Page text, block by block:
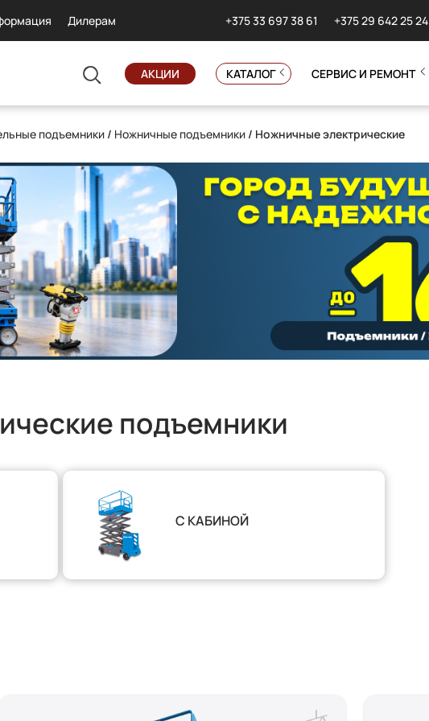
Дилерам +375 33 697 38 61 +375 29 642 25 24
АКЦИИ КАТАЛОГ СЕРВИС И РЕМОНТ
подъемники / Ножничные подъемники / Ножничные электрические
подъемники
С КАБИНОЙ